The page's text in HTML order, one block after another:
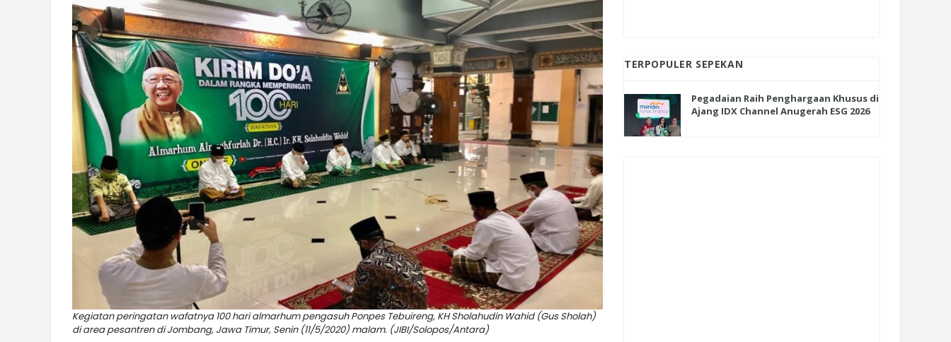
Kegiatan peringatan wafatnya 100 hari almarhum pengasuh Ponpes Tebuireng, KH Sholahudin Wahid (Gus Sholah)
di area pesantren di Jombang, Jawa Timur, Senin (11/5/2020) malam. (JIBI/Solopos/Antara)
TERPOPULER SEPEKAN
Pegadaian Raih Penghargaan Khusus di
Ajang IDX Channel Anugerah ESG 2026